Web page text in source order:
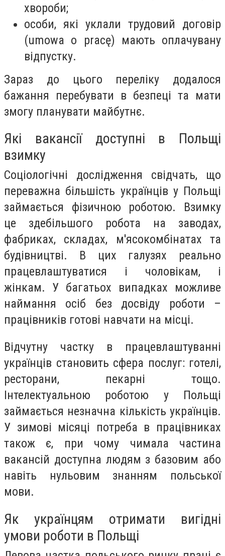
хвороби;
особи, які уклали трудовий договір
(umowa o pracę) мають оплачувану
відпустку.
Зараз до цього переліку додалося
бажання перебувати в безпеці та мати
змогу планувати майбутнє.
Які вакансії доступні в Польщі
взимку
Соціологічні дослідження свідчать, що
переважна більшість українців у Польщі
займається фізичною роботою. Взимку
це здебільшого робота на заводах,
фабриках, складах, м'ясокомбінатах та
будівництві. В цих галузях реально
працевлаштуватися і чоловікам, і
жінкам. У багатьох випадках можливе
наймання осіб без досвіду роботи –
працівників готові навчати на місці.
Відчутну частку в працевлаштуванні
українців становить сфера послуг: готелі,
ресторани, пекарні тощо.
Інтелектуальною роботою у Польщі
займається незначна кількість українців.
У зимові місяці потреба в працівниках
також є, при чому чимала частина
вакансій доступна людям з базовим або
навіть нульовим знанням польської
мови.
Як українцям отримати вигідні
умови роботи в Польщі